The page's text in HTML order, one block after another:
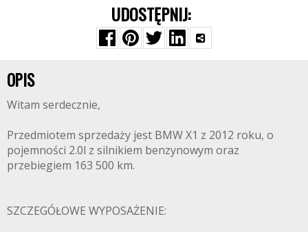
UDOSTĘPNIJ:
OPIS
Witam serdecznie,
Przedmiotem sprzedaży jest BMW X1 z 2012 roku, o
pojemności 2.0l z silnikiem benzynowym oraz
przebiegiem 163 500 km.
SZCZEGÓŁOWE WYPOSAŻENIE: